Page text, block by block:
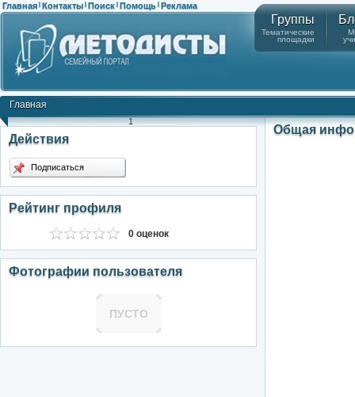
Главная | Контакты | Поиск | Помощь | Реклама
Группы
Тематические
площадки
Главная
1
Действия
Подписаться
Рейтинг профиля
0 оценок
Фотографии пользователя
ПУСТО
Общая